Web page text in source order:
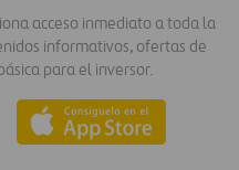
acceso inmediato a toda la
informativos, ofertas de
para el inversor.